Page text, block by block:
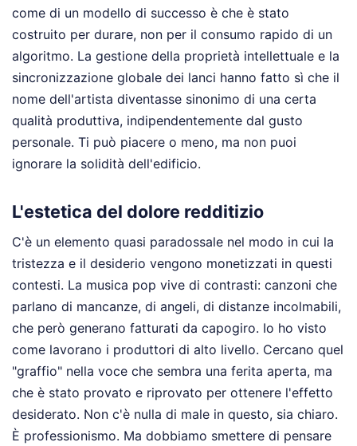
come di un modello di successo è che è stato
costruito per durare, non per il consumo rapido di un
algoritmo. La gestione della proprietà intellettuale e la
sincronizzazione globale dei lanci hanno fatto sì che il
nome dell'artista diventasse sinonimo di una certa
qualità produttiva, indipendentemente dal gusto
personale. Ti può piacere o meno, ma non puoi
ignorare la solidità dell'edificio.
L'estetica del dolore redditizio
C'è un elemento quasi paradossale nel modo in cui la
tristezza e il desiderio vengono monetizzati in questi
contesti. La musica pop vive di contrasti: canzoni che
parlano di mancanze, di angeli, di distanze incolmabili,
che però generano fatturati da capogiro. Io ho visto
come lavorano i produttori di alto livello. Cercano quel
"graffio" nella voce che sembra una ferita aperta, ma
che è stato provato e riprovato per ottenere l'effetto
desiderato. Non c'è nulla di male in questo, sia chiaro.
È professionismo. Ma dobbiamo smettere di pensare